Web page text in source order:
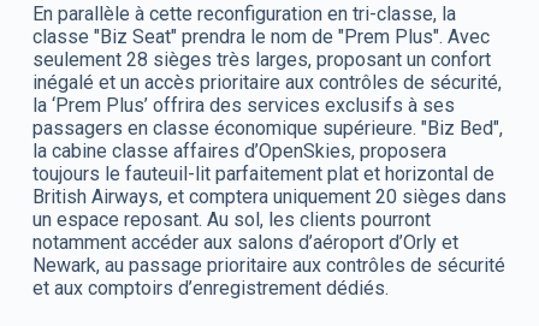
En parallèle à cette reconfiguration en tri-classe, la
classe "Biz Seat" prendra le nom de "Prem Plus". Avec
seulement 28 sièges très larges, proposant un confort
inégalé et un accès prioritaire aux contrôles de sécurité,
la ‘Prem Plus’ offrira des services exclusifs à ses
passagers en classe économique supérieure. "Biz Bed",
la cabine classe affaires d’OpenSkies, proposera
toujours le fauteuil-lit parfaitement plat et horizontal de
British Airways, et comptera uniquement 20 sièges dans
un espace reposant. Au sol, les clients pourront
notamment accéder aux salons d’aéroport d’Orly et
Newark, au passage prioritaire aux contrôles de sécurité
et aux comptoirs d’enregistrement dédiés.